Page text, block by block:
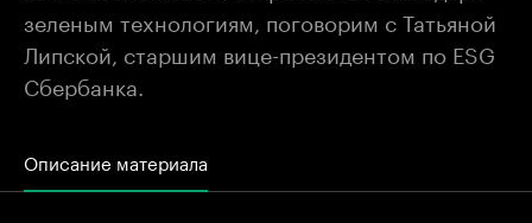
зеленым технологиям, поговорим с Татьяной
Липской, старшим вице-президентом по ESG
Сбербанка.
Описание материала